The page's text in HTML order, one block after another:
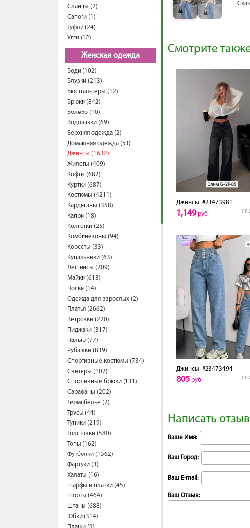
Сланцы (2)
Сапоги (1)
Туфли (24)
Угги (12)
Женская одежда
Боди (102)
Блузки (213)
Бюстгальтеры (12)
Брюки (842)
Болеро (10)
Водолазки (69)
Верхняя одежда (2)
Домашняя одежда (53)
Джинсы (1632)
Жилеты (409)
Кофты (682)
Куртки (687)
Костюмы (4211)
Кардиганы (358)
Капри (18)
Колготки (25)
Комбинезоны (94)
Корсеты (33)
Купальники (63)
Леггинсы (209)
Майки (613)
Носки (14)
Одежда для взрослых (2)
Платья (2662)
Ветровки (220)
Пиджаки (317)
Пальто (77)
Рубашки (839)
Спортивные костюмы (734)
Свитеры (102)
Спортивные брюки (131)
Сарафаны (202)
Термобелье (2)
Трусы (44)
Туники (219)
Толстовки (580)
Топы (162)
Футболки (1562)
Фартуки (3)
Халаты (16)
Шарфы и платки (45)
Шорты (464)
Штаны (688)
Юбки (314)
Смотрите
Джинсы #23473981
1,149руб
Джинсы #23473494
805 руб
Написать отзыв
Ваше Имя:
Ваш Город:
Ваш E-mail:
Ваш Отзыв: